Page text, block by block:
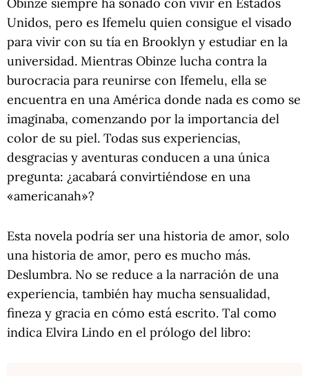
Unidos, pero es Ifemelu quien consigue el visado
para vivir con su tía en Brooklyn y estudiar en la
universidad. Mientras Obinze lucha contra la
burocracia para reunirse con Ifemelu, ella se
encuentra en una América donde nada es como se
imaginaba, comenzando por la importancia del
color de su piel. Todas sus experiencias,
desgracias y aventuras conducen a una única
pregunta: ¿acabará convirtiéndose en una
«americanah»?
Esta novela podría ser una historia de amor, solo
una historia de amor, pero es mucho más.
Deslumbra. No se reduce a la narración de una
experiencia, también hay mucha sensualidad,
fineza y gracia en cómo está escrito. Tal como
indica Elvira Lindo en el prólogo del libro: